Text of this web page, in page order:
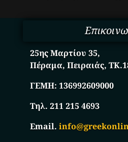
25ης Μαρτίου 35,
Πέραμα, Πειραιάς,
ΓΕΜΗ:136992609000
Τηλ. 211 215 4693
Email.